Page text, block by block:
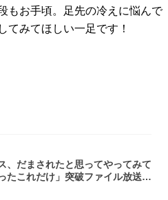
もお手頃。足先の冷えに悩んで
てみてほしい一足です！
、だまされたと思ってやってみて
ったこれだけ」突破ファイル放送で